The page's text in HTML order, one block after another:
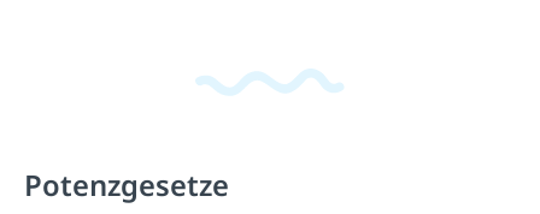
Potenzgesetze